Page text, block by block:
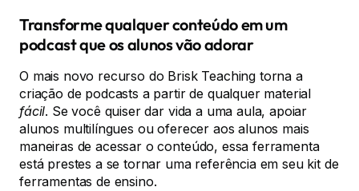
Transforme qualquer conteúdo em um
podcast que os alunos vão adorar
O mais novo recurso do Brisk Teaching torna a
criação de podcasts a partir de qualquer material
fácil. Se você quiser dar vida a uma aula, apoiar
alunos multilíngues ou oferecer aos alunos mais
maneiras de acessar o conteúdo, essa ferramenta
está prestes a se tornar uma referência em seu kit de
ferramentas de ensino.